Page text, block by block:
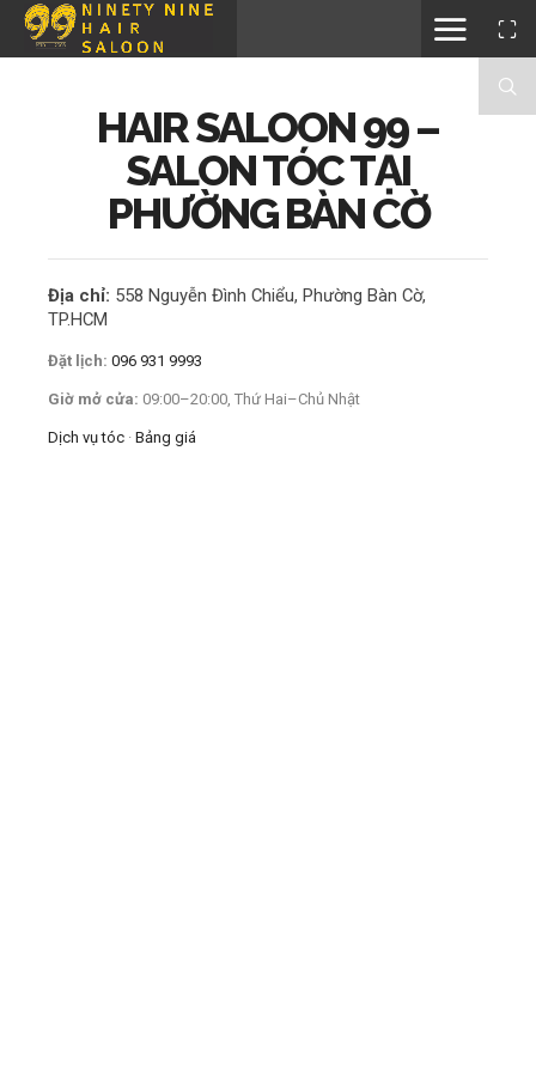
HAIR SALOON 99 –
SALON TÓC TẠI
PHƯỜNG BÀN CỜ
Địa chỉ: 558 Nguyễn Đình Chiểu, Phường Bàn Cờ,
TP.HCM
Đặt lịch: 096 931 9993
Giờ mở cửa: 09:00–20:00, Thứ Hai–Chủ Nhật
Dịch vụ tóc · Bảng giá